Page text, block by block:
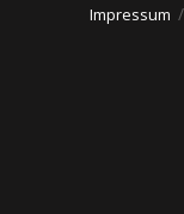
Impressum